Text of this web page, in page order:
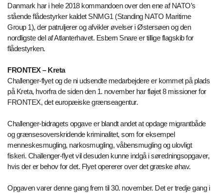
Danmark har i hele 2018 kommandoen over den ene af NATO’s
stående flådestyrker kaldet SNMG1 (Standing NATO Maritime
Group 1), der patruljerer og afvikler øvelser i Østersøen og den
nordligste del af Atlanterhavet. Esbern Snare er tillige flagskib for
flådestyrken.
FRONTEX – Kreta
Challenger-flyet og de ni udsendte medarbejdere er kommet på plads
på Kreta, hvorfra de siden den 1. november har fløjet 8 missioner for
FRONTEX, det europæiske grænseagentur.
Challenger-bidragets opgave er blandt andet at opdage migrantbåde
og grænsesoverskridende kriminalitet, som for eksempel
menneskesmugling, narkosmugling, våbensmugling og ulovligt
fiskeri. Challenger-flyet vil desuden kunne indgå i søredningsopgaver,
hvis der er behov for det. Flyet opererer over det græske øhav.
Opgaven varer denne gang frem til 30. november. Det er tredje gang i